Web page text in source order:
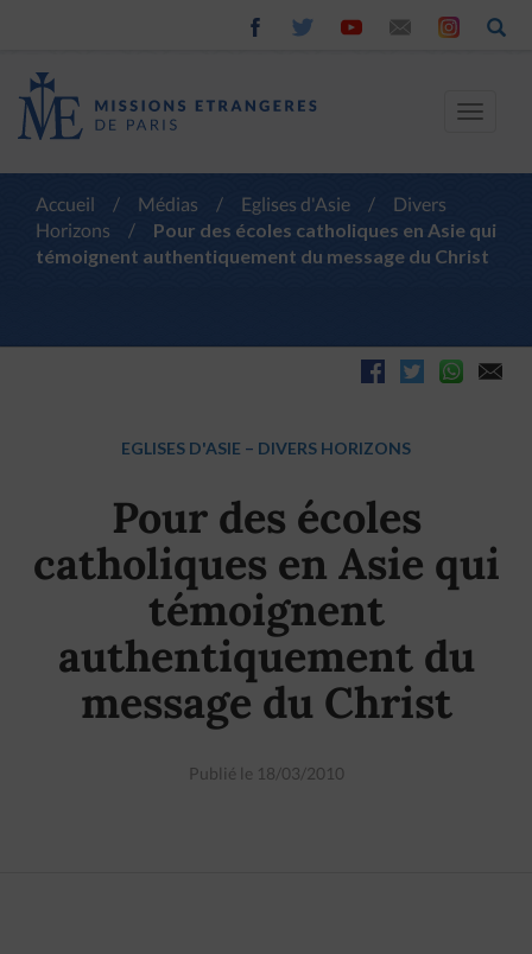
Toggle
Accueil / Médias / Eglises d'Asie /
Divers
Horizons
/
Pour des écoles catholiques en Asie qui
témoignent authentiquement du message du Christ
EGLISES D'ASIE – DIVERS HORIZONS
Pour des écoles
catholiques en Asie qui
témoignent
authentiquement du
message du Christ
Publié le 18/03/2010